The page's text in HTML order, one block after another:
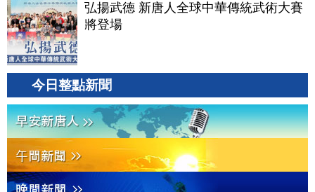
弘揚武德 新唐人全球中華傳統武術大賽
將登場
今日整點新聞